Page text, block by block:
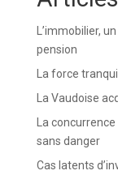
L’immobilier,
pension
La force
La Vaudoise
La
sans danger
Cas latents